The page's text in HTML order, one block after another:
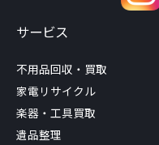
サービス
不用品回収・買取
家電リサイクル
楽器・工具買取
遺品整理